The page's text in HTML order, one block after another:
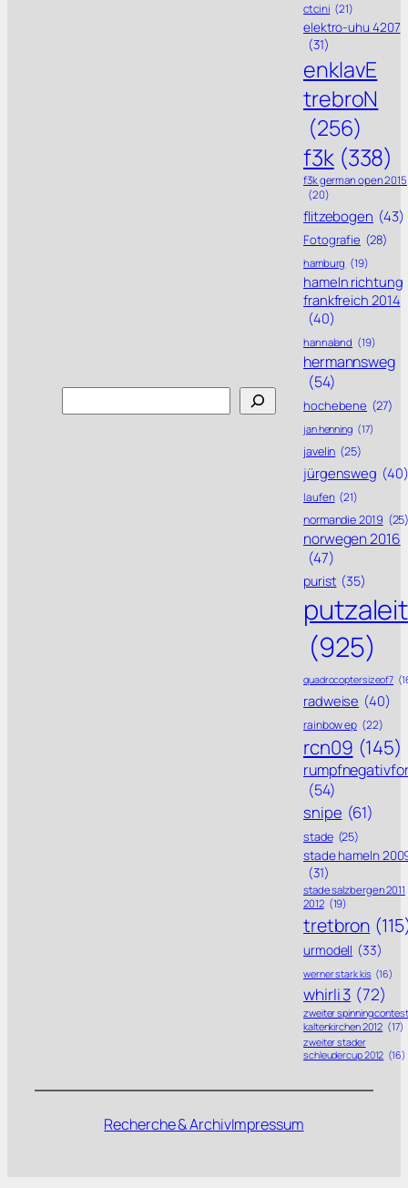
ctcini (21)
elektro-uhu 4207
(31)
enklavE
trebroN
(256)
f3k (338)
f3k german open 2015
(20)
flitzebogen (43)
Fotografie (28)
hamburg (19)
hameln richtung
frankfreich 2014
(40)
hannaland (19)
hermannsweg
(54)
hochebene (27)
jan henning (17)
javelin (25)
jürgensweg (40)
laufen (21)
normandie 2019
norwegen 2016
(47)
purist (35)
putzaleit
(925)
quadrocoptersizeof7
radweise (40)
rainbow ep (22)
rcn09 (145)
(54)
snipe (61)
stade (25)
stade hameln
(31)
stade salzbergen 2011
2012 (19)
tretbron
urmodell (33)
werner stark kis (16)
whirli 3 (72)
zweiter spinning contest
kaltenkirchen 2012 (17)
zweiter stader
schleudercup 2012 (16)
Recherche & ArchivImpressum